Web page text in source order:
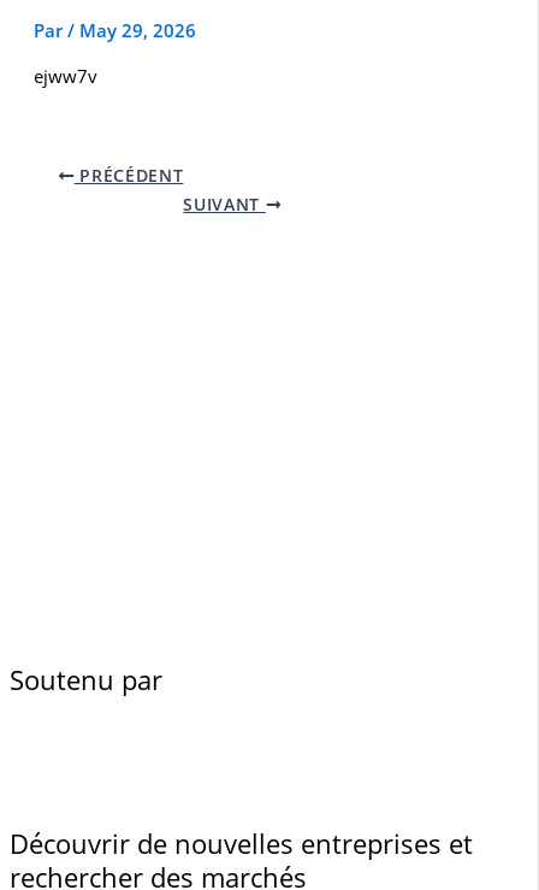
Par/ May 29, 2026
ejww7v
PRÉCÉDENT
SUIVANT
Soutenu par
Découvrir de nouvelles entreprises et
rechercher des marchés